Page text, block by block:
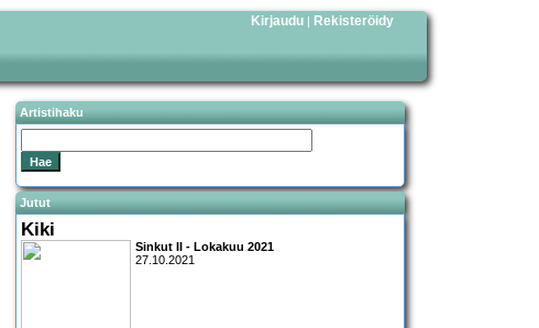
Kirjaudu | Rekisteröidy
Artistihaku
Jutut
Kiki
Sinkut II - Lokakuu 2021
27.10.2021